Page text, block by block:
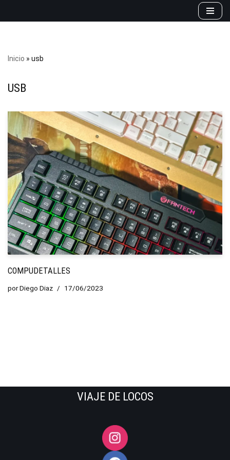
Inicio » usb
USB
COMPUDETALLES
porDiego Diaz 17/06/2023
VIAJE DE LOCOS